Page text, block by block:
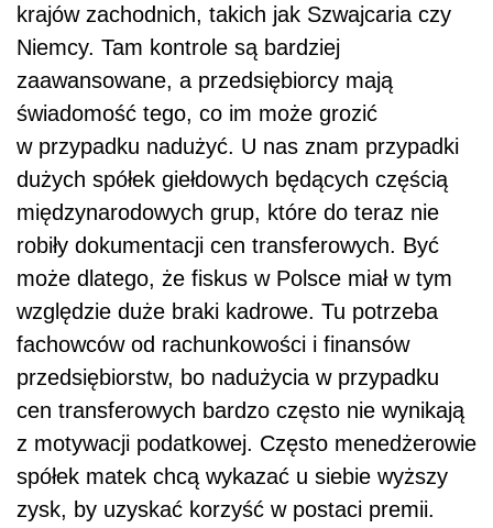
krajów zachodnich, takich jak Szwajcaria czy
Niemcy. Tam kontrole są bardziej
zaawansowane, a przedsiębiorcy mają
świadomość tego, co im może grozić
w przypadku nadużyć. U nas znam przypadki
dużych spółek giełdowych będących częścią
międzynarodowych grup, które do teraz nie
robiły dokumentacji cen transferowych. Być
może dlatego, że fiskus w Polsce miał w tym
względzie duże braki kadrowe. Tu potrzeba
fachowców od rachunkowości i finansów
przedsiębiorstw, bo nadużycia w przypadku
cen transferowych bardzo często nie wynikają
z motywacji podatkowej. Często menedżerowie
spółek matek chcą wykazać u siebie wyższy
zysk, by uzyskać korzyść w postaci premii.